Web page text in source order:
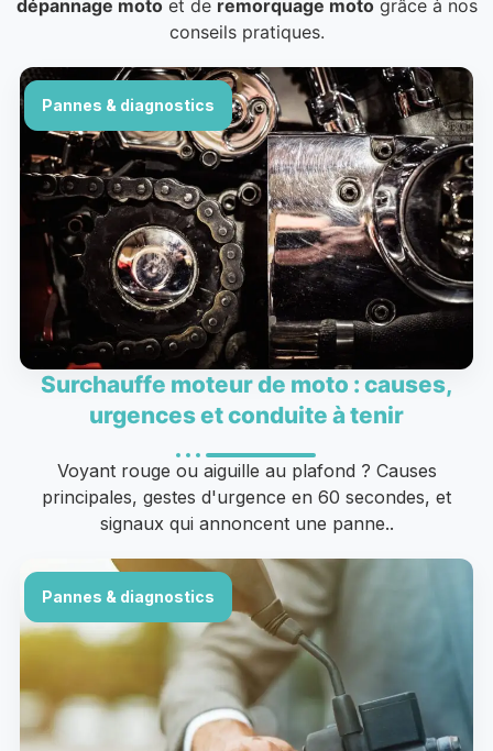
dépannage motoet de remorquage motogrâce à nos
conseils pratiques.
Pannes & diagnostics
Surchauffe moteur de moto : causes,
urgences et conduite à tenir
Voyant rouge ou aiguille au plafond ? Causes
principales, gestes d'urgence en 60 secondes, et
signaux qui annoncent une panne..
Pannes & diagnostics